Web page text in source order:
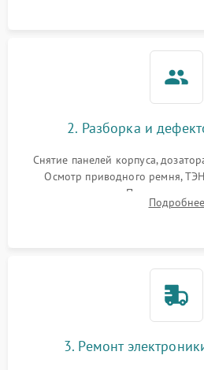
2. Разборка и
Снятие панелей корпуса,
Осмотр приводного ремня,
амортизаторов. Проверка
крестовины на износ, аПодробнее
3. Ремонт